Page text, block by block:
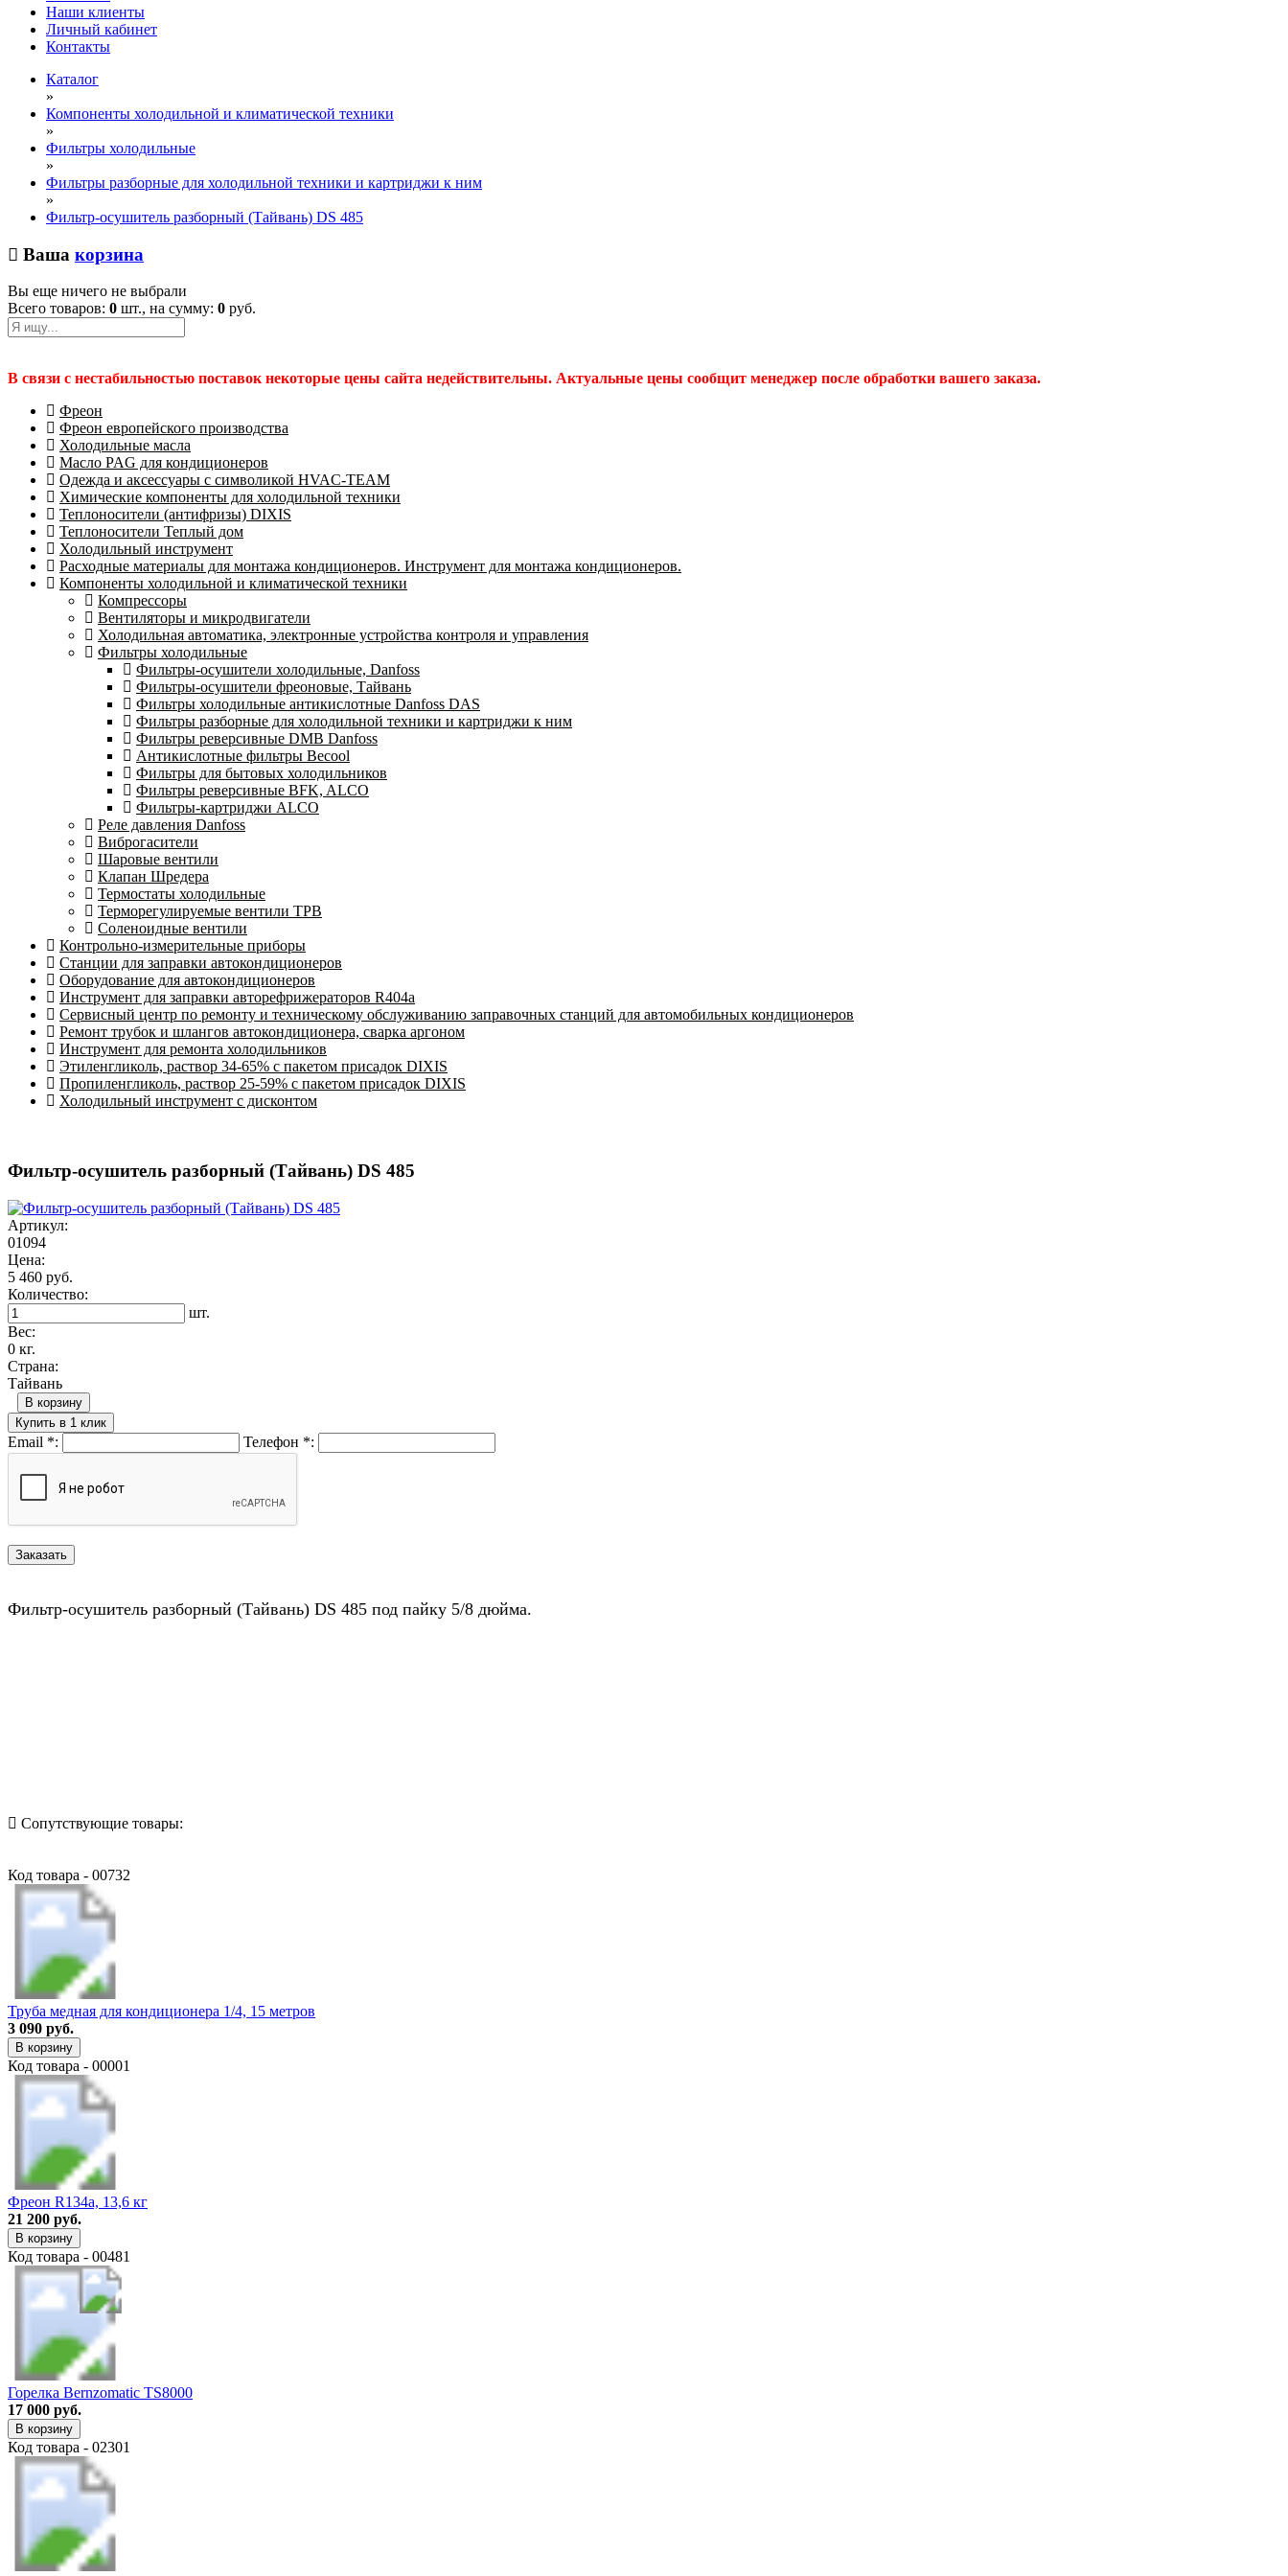
Наши клиенты
Личный кабинет
Контакты
Каталог
»
Компоненты холодильной и климатической техники
»
Фильтры холодильные
»
Фильтры разборные для холодильной техники и картриджи к ним
»
Фильтр-осушитель разборный (Тайвань) DS 485
Ваша корзина
Вы еще ничего не выбрали
Всего товаров: 0 шт., на сумму: 0 руб.
В связи с нестабильностью поставок некоторые цены сайта недействительны. Актуальные цены сообщит менеджер после обработки вашего заказа.
Фреон
Фреон европейского производства
Холодильные масла
Масло PAG для кондиционеров
Одежда и аксессуары с символикой HVAC-TEAM
Химические компоненты для холодильной техники
Теплоносители (антифризы) DIXIS
Теплоносители Теплый дом
Холодильный инструмент
Расходные материалы для монтажа кондиционеров. Инструмент для монтажа кондиционеров.
Компоненты холодильной и климатической техники
Компрессоры
Вентиляторы и микродвигатели
Холодильная автоматика, электронные устройства контроля и управления
Фильтры холодильные
Фильтры-осушители холодильные, Danfoss
Фильтры-осушители фреоновые, Тайвань
Фильтры холодильные антикислотные Danfoss DAS
Фильтры разборные для холодильной техники и картриджи к ним
Фильтры реверсивные DMB Danfoss
Антикислотные фильтры Becool
Фильтры для бытовых холодильников
Фильтры реверсивные BFK, ALCO
Фильтры-картриджи ALCO
Реле давления Danfoss
Виброгасители
Шаровые вентили
Клапан Шредера
Термостаты холодильные
Терморегулируемые вентили ТРВ
Соленоидные вентили
Контрольно-измерительные приборы
Станции для заправки автокондиционеров
Оборудование для автокондиционеров
Инструмент для заправки авторефрижераторов R404a
Сервисный центр по ремонту и техническому обслуживанию заправочных станций для автомобильных кондиционеров
Ремонт трубок и шлангов автокондиционера, сварка аргоном
Инструмент для ремонта холодильников
Этиленгликоль, раствор 34-65% с пакетом присадок DIXIS
Пропиленгликоль, раствор 25-59% с пакетом присадок DIXIS
Холодильный инструмент с дисконтом
Фильтр-осушитель разборный (Тайвань) DS 485
Артикул:
01094
Цена:
5 460 руб.
Количество:
шт.
Вес:
0 кг.
Страна:
Тайвань
В корзину
Купить в 1 клик
Email *: Телефон *:
Фильтр-осушитель разборный (Тайвань) DS 485 под пайку 5/8 дюйма.
Сопутствующие товары:
Код товара - 00732
Труба медная для кондиционера 1/4, 15 метров
3 090 руб.
В корзину
Код товара - 00001
Фреон R134a, 13,6 кг
21 200 руб.
В корзину
Код товара - 00481
Горелка Bernzomatic TS8000
17 000 руб.
В корзину
Код товара - 02301